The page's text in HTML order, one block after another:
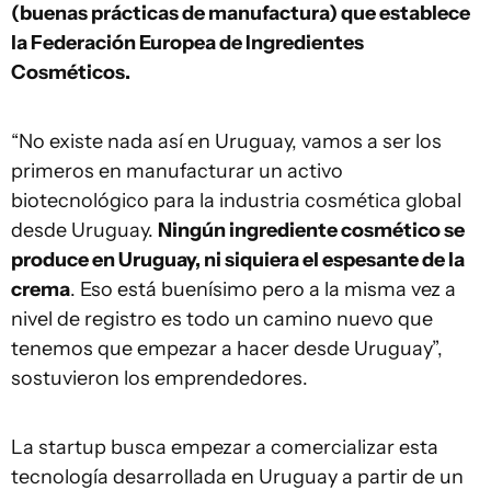
(buenas prácticas de manufactura) que establece
la Federación Europea de Ingredientes
Cosméticos.
“No existe nada así en Uruguay, vamos a ser los
primeros en manufacturar un activo
biotecnológico para la industria cosmética global
desde Uruguay. Ningún ingrediente cosmético se
produce en Uruguay, ni siquiera el espesante de la
crema. Eso está buenísimo pero a la misma vez a
nivel de registro es todo un camino nuevo que
tenemos que empezar a hacer desde Uruguay”,
sostuvieron los emprendedores.
La startup busca empezar a comercializar esta
tecnología desarrollada en Uruguay a partir de un